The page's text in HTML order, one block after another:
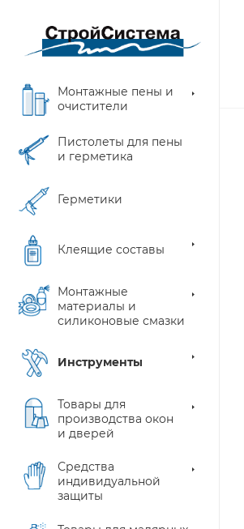
Монтажные пены и
очистители
Пистолеты для пены
и герметика
Герметики
Клеящие составы
Монтажные
материалы и
силиконовые смазки
Инструменты
Товары для
производства окон
и дверей
Средства
индивидуальной
защиты